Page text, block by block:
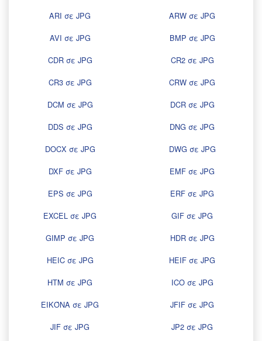
ARI σε JPG
ARW σε JPG
AVI σε JPG
BMP σε JPG
CDR σε JPG
CR2 σε JPG
CR3 σε JPG
CRW σε JPG
DCM σε JPG
DCR σε JPG
DDS σε JPG
DNG σε JPG
DOCX σε JPG
DWG σε JPG
DXF σε JPG
EMF σε JPG
EPS σε JPG
ERF σε JPG
EXCEL σε JPG
GIF σε JPG
GIMP σε JPG
HDR σε JPG
HEIC σε JPG
HEIF σε JPG
HTM σε JPG
ICO σε JPG
ΕΙΚΌΝΑ σε JPG
JFIF σε JPG
JIF σε JPG
JP2 σε JPG